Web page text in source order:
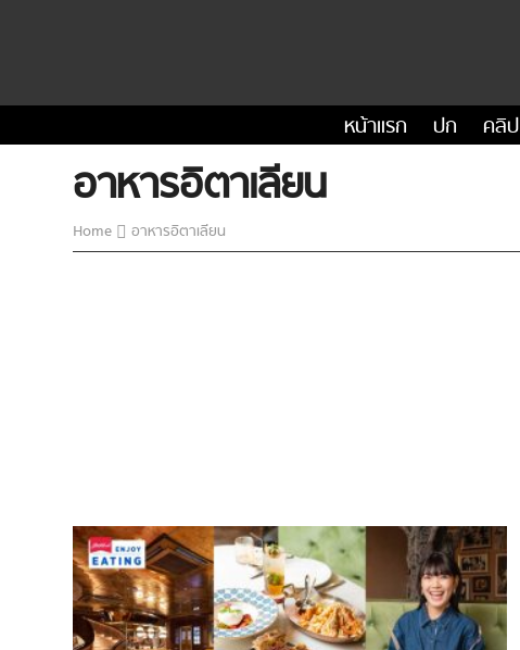
หน้าแรก ปก คลิป
อาหารอิตาเลียน
Home อาหารอิตาเลียน